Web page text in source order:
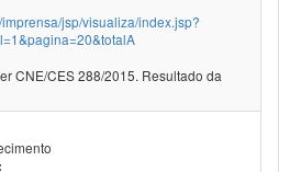
jsp/visualiza/index.jsp?
CNE/CES 288/2015. Resultado da